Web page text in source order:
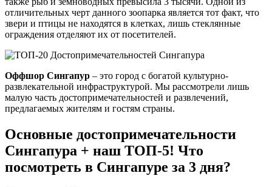
отличительных черт данного зоопарка является тот факт, что
звери и птицы не находятся в клетках, лишь стеклянные
ограждения отделяют их от посетителей.
Оффшор Сингапур – это город с богатой культурно-
развлекательной инфраструктурой. Мы рассмотрели лишь
малую часть достопримечательностей и развлечений,
предлагаемых жителям и гостям страны.
Основные достопримечательности
Сингапура + наш ТОП-5! Что
посмотреть в Сингапуре за 3 дня?